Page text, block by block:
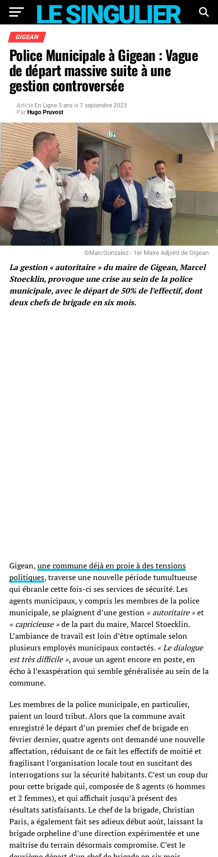
GIGEAN
Police Municipale à Gigean : Vague
de départ massive suite à une
gestion controversée
Article En Ligne 3 ans le 7 septembre 2023
Par Hugo Pruvost
©MarcGonzalez - 1er Maire Adjoint de Gigean
La gestion « autoritaire » du maire de Gigean, Marcel
Stoecklin, provoque une crise au sein de la police
municipale, avec le départ de 50% de l’effectif, dont
deux chefs de brigade en six mois.
Gigean,une commune déjà en proie à des tensions
politiques, traverse une nouvelle période tumultueuse
qui ébranle cette fois-ci ses services de sécurité. Les
agents municipaux, y compris les membres de la police
municipale, se plaignent d’une gestion « autoritaire »et
« capricieuse »de la part du maire, Marcel Stoecklin.
L’ambiance de travail est loin d’être optimale selon
plusieurs employés municipaux contactés.« Le dialogue
est très difficile », avoue un agent encore en poste, en
écho à l’exaspération qui semble généralisée au sein de la
commune.
Les membres de la police municipale, en particulier,
paient un lourd tribut. Alors que la commune avait
enregistré le départ d’un premier chef de brigade en
février dernier, quatre agents ont demandé une nouvelle
affectation, réduisant de ce fait les effectifs de moitié et
fragilisant l’organisation locale tout en suscitant des
interrogations sur la sécurité habitants. C’est un coup dur
pour cette brigade qui, composée de 8 agents (6 hommes
et 2 femmes), et qui affichait jusqu’à présent des
résultats satisfaisants. Le chef de la brigade, Christian
Paris, a également fait ses adieux début août, laissant la
brigade orpheline d’une direction expérimentée et une
maîtrise du terrain désormais compromise. C’est le